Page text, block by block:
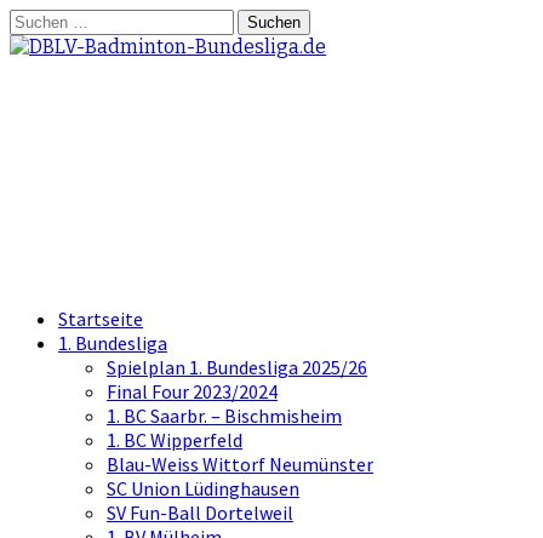
Springe
zum
Suchen
nach:
Startseite
1. Bundesliga
Spielplan 1. Bundesliga 2025/26
Final Four 2023/2024
1. BC Saarbr. – Bischmisheim
1. BC Wipperfeld
Blau-Weiss Wittorf Neumünster
SC Union Lüdinghausen
SV Fun-Ball Dortelweil